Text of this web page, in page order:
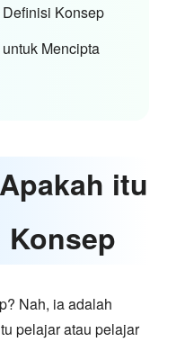
Konsep
Mencipta
itu
Konsep
Nah, ia adalah
pelajar atau pelajar